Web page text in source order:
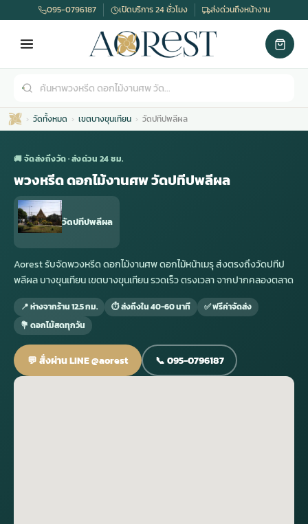
ดอกไม้หน้าศพ
ดอกไม้จัดงานศพ
จัดดอกไม้หน้าศพ
ดอกไม้หน้าหีบ
พวงหรีด กรุงเทพ
พวงหรีดราคา
สั่งพวงหรีด
ร้านพวงหรีด
าเมรุ
มรุสีขาว
ไม้หน้าเมรุ
กไม้หน้าเมรุ
ไม้งานแต่ง
ม้งานแต่ง ราคา
ไม้งานแต่ง ราคาถูก
ไม้งานแต่ง กรุงเทพ
อกไม้งานแต่ง
พวงหรีดพัดลม
พวงหรีดพัดลม ราคา
พวงหรีดพัดลม ราคาถูก
พวงหรีดพัดลม กรุงเทพ
พวงหรีดพัดลม ส่งด่วน
รับจัดงานศพ
รับจัดงานศพ ราคา
รับจัดงานศพ ครบวงจร
รับจัดงานศพ กรุงเทพ
095-0796187 เปิดบริการ 24 ชั่วโมง ส่งด่วนถึงหน้างาน
วัดทั้งหมด เขตบางขุนเทียน วัดปทีปพลีผล
🚚 จัดส่งถึงวัด · ส่งด่วน 24 ชม.
พวงหรีด ดอกไม้งานศพ วัดปทีปพลีผล
วัดปทีปพลีผล
Aorest รับจัดพวงหรีด ดอกไม้งานศพ ดอกไม้หน้าเมรุ ส่งตรงถึงวัดปทีป
พลีผล บางขุนเทียน เขตบางขุนเทียน รวดเร็ว ตรงเวลา จากปากคลองตลาด
📍 ห่างจากร้าน 12.5 กม. ⏱ ส่งถึงใน 40-60 นาที
✅ ฟรีค่าจัดส่ง
💐 ดอกไม้สดทุกวัน
💬 สั่งผ่าน LINE @aorest 📞 095-0796187